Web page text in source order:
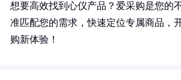
想要高效找到心仪产品？爱采购是您的
准匹配您的需求，快速定位专属商品，
购新体验！